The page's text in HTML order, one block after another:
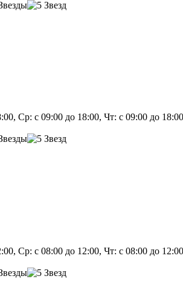
Ср: с 09:00 до 18:00, Чт: с 09:00 до
Ср: с 08:00 до 12:00, Чт: с 08:00 до